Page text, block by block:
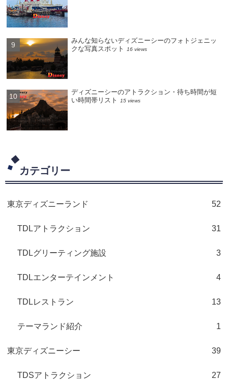
みんな知らないディズニーシーのフォトジェニッ
クな写真スポット
16 views
ディズニーシーのアトラクション・待ち時間が短
い時間帯リスト
15 views
カテゴリー
東京ディズニーランド 52
TDLアトラクション 31
TDLグリーティング施設 3
TDLエンターテインメント 4
TDLレストラン 13
テーマランド紹介 1
東京ディズニーシー 39
TDSアトラクション 27